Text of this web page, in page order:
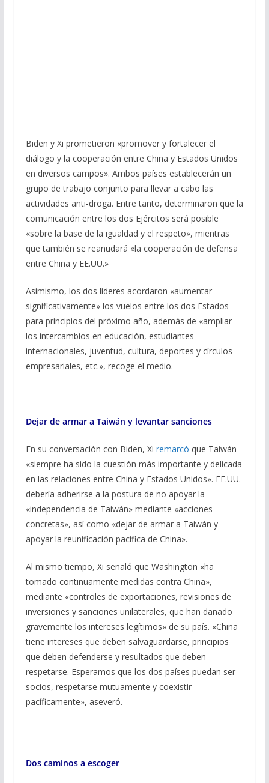
Biden y Xi prometieron «promover y fortalecer el
diálogo y la cooperación entre China y Estados Unidos
en diversos campos». Ambos países establecerán un
grupo de trabajo conjunto para llevar a cabo las
actividades anti-droga. Entre tanto, determinaron que la
comunicación entre los dos Ejércitos será posible
«sobre la base de la igualdad y el respeto», mientras
que también se reanudará «la cooperación de defensa
entre China y EE.UU.»
Asimismo, los dos líderes acordaron «aumentar
significativamente» los vuelos entre los dos Estados
para principios del próximo año, además de «ampliar
los intercambios en educación, estudiantes
internacionales, juventud, cultura, deportes y círculos
empresariales, etc.», recoge el medio.
Dejar de armar a Taiwán y levantar sanciones
En su conversación con Biden, Xi remarcó que Taiwán
«siempre ha sido la cuestión más importante y delicada
en las relaciones entre China y Estados Unidos». EE.UU.
debería adherirse a la postura de no apoyar la
«independencia de Taiwán» mediante «acciones
concretas», así como «dejar de armar a Taiwán y
apoyar la reunificación pacífica de China».
Al mismo tiempo, Xi señaló que Washington «ha
tomado continuamente medidas contra China»,
mediante «controles de exportaciones, revisiones de
inversiones y sanciones unilaterales, que han dañado
gravemente los intereses legítimos» de su país. «China
tiene intereses que deben salvaguardarse, principios
que deben defenderse y resultados que deben
respetarse. Esperamos que los dos países puedan ser
socios, respetarse mutuamente y coexistir
pacíficamente», aseveró.
Dos caminos a escoger